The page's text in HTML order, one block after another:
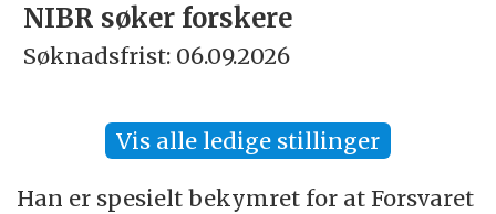
NIBR søker forskere
Søknadsfrist: 06.09.2026
Vis alle ledige stillinger
Han er spesielt bekymret for at Forsvaret